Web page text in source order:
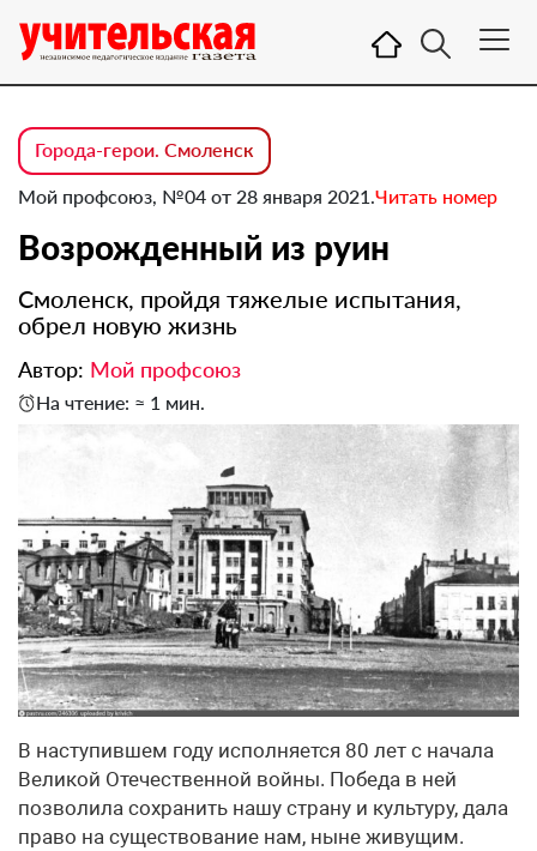
Города-герои. Смоленск
Мой профсоюз, №04 от 28 января 2021.Читать номер
Возрожденный из руин
Смоленск, пройдя тяжелые испытания,
обрел новую жизнь
Автор: Мой профсоюз
На чтение: ≈ 1 мин.
В наступившем году исполняется 80 лет с начала
Великой Отечественной войны. Победа в ней
позволила сохранить нашу страну и культуру, дала
право на существование нам, ныне живущим.